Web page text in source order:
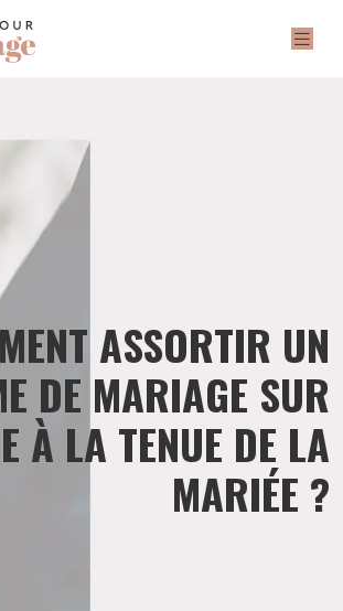
ASSORTIR UN
DE MARIAGE SUR
À LA TENUE DE LA
MARIÉE ?